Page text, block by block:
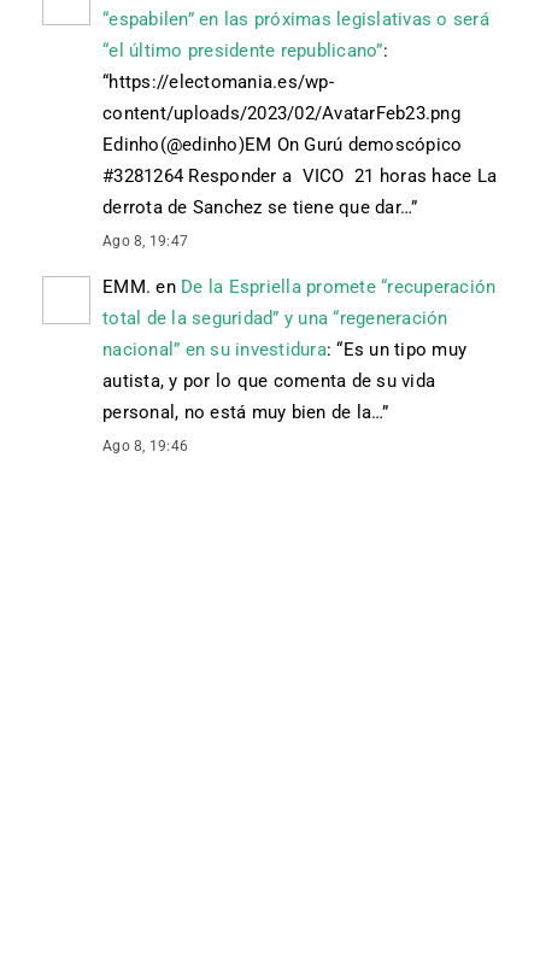
“espabilen” en las próximas legislativas o será
“el último presidente republicano”:
“https://electomania.es/wp-
content/uploads/2023/02/AvatarFeb23.png
Edinho(@edinho)EM On Gurú demoscópico
#3281264 Responder a VICO 21 horas hace La
derrota de Sanchez se tiene que dar…”
Ago 8, 19:47
EMM. en De la Espriella promete “recuperación
total de la seguridad” y una “regeneración
nacional” en su investidura: “Es un tipo muy
autista, y por lo que comenta de su vida
personal, no está muy bien de la…”
Ago 8, 19:46